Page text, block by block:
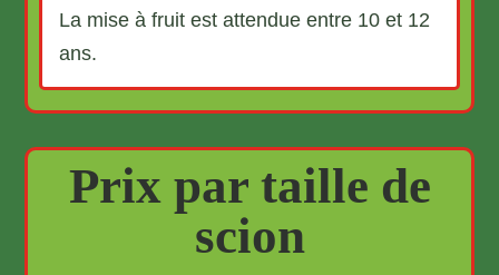
La mise à fruit est attendue entre 10 et 12
ans.
Prix par taille de
scion